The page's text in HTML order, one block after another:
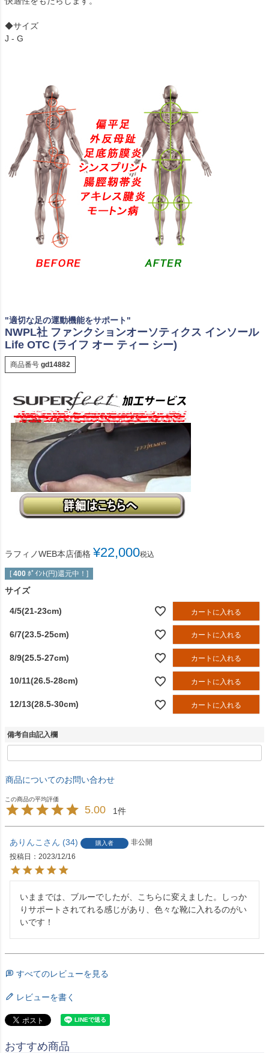
◆サイズ
J - G
"適切な足の運動機能をサポート"
NWPL社 ファンクションオーソティクス インソール
Life OTC (ライフ オー ティー シー)
商品番号 gd14882
ラフィノWEB本店価格 ¥22,000税込
[ 400 ﾎﾟｲﾝﾄ(円)還元中！]
サイズ
4/5(21-23cm) カートに入れる
6/7(23.5-25cm) カートに入れる
8/9(25.5-27cm) カートに入れる
10/11(26.5-28cm) カートに入れる
12/13(28.5-30cm) カートに入れる
備考自由記入欄
商品についてのお問い合わせ
5.00 1
ありんこ 34 購入者
非公開
投稿日
2023/12/16
いままでは、ブルーでしたが、こちらに変えました。しっか
りサポートされてれる感じがあり、色々な靴に入れるのがい
いです！
すべてのレビューを見る
レビューを書く
おすすめ商品